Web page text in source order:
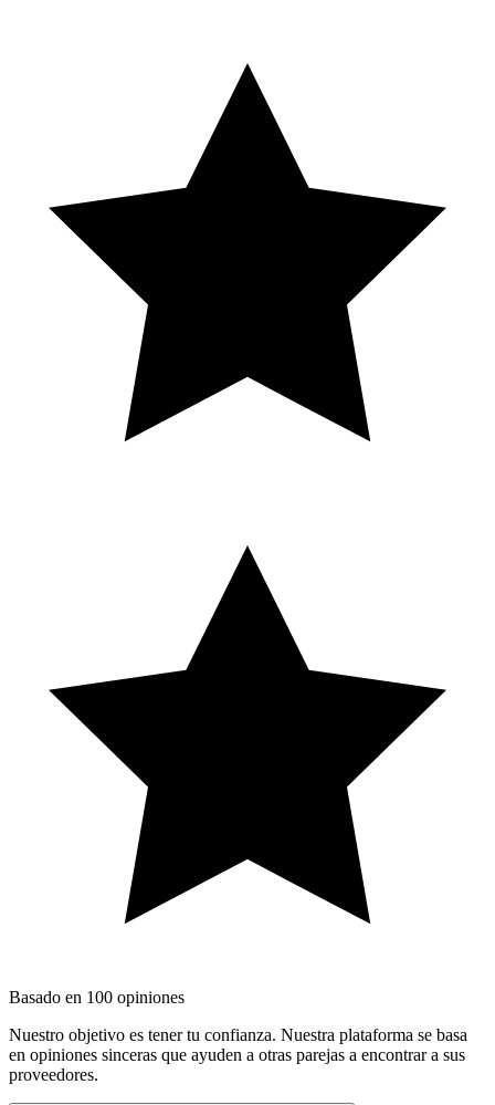
Basado en 100 opiniones
Nuestro objetivo es tener tu confianza. Nuestra plataforma se basa
en opiniones sinceras que ayuden a otras parejas a encontrar a sus
proveedores.